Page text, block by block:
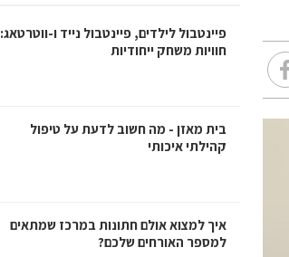
פיינטבול לילדים, פיינטבול נייד ו-ווטרטאג:
חוויות משחק ייחודיות
בית מאזן - מה חשוב לדעת על טיפול
קהילתי איכותי
איך למצוא אולם חתונות במרכז שמתאים
למספר האורחים שלכם?